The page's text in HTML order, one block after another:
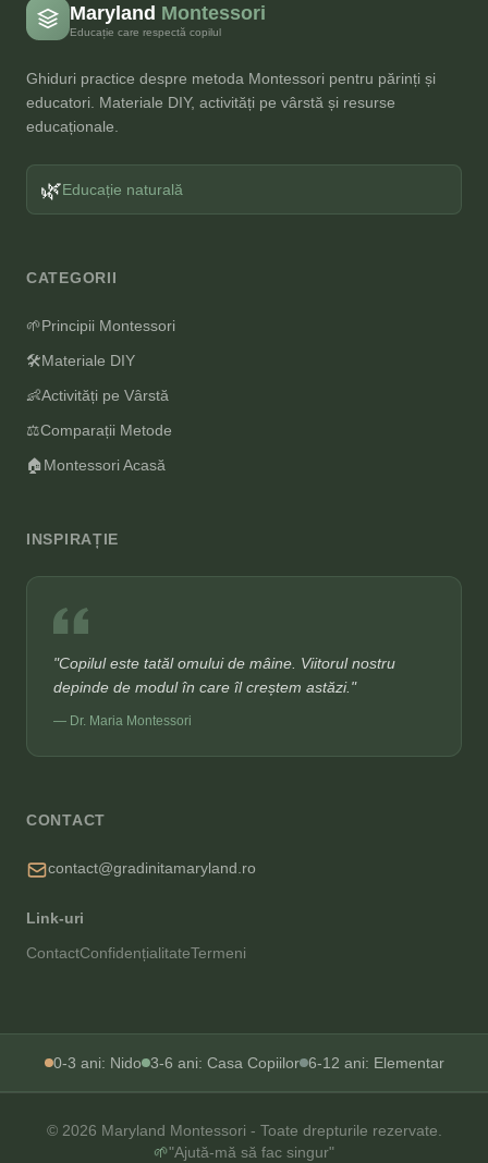
Maryland Montessori
Educație care respectă copilul
Ghiduri practice despre metoda Montessori pentru părinți și
educatori. Materiale DIY, activități pe vârstă și resurse
educaționale.
🌿Educație naturală
CATEGORII
🌱Principii Montessori
🛠️Materiale DIY
👶Activități pe Vârstă
⚖️Comparații Metode
🏠Montessori Acasă
INSPIRAȚIE
"Copilul este tatăl omului de mâine. Viitorul nostru
depinde de modul în care îl creștem astăzi."
— Dr. Maria Montessori
CONTACT
contact@gradinitamaryland.ro
Link-uri
ContactConfidențialitateTermeni
0-3 ani: Nido 3-6 ani: Casa Copiilor 6-12 ani: Elementar
© 2026 Maryland Montessori - Toate drepturile rezervate.
🌱"Ajută-mă să fac singur"